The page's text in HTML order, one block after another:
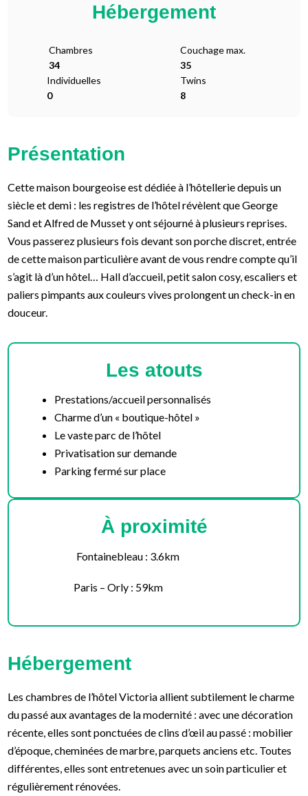
Hébergement
Chambres
34
Couchage max.
35
Individuelles
0
Twins
8
Présentation
Cette maison bourgeoise est dédiée à l’hôtellerie depuis un
siècle et demi : les registres de l’hôtel révèlent que George
Sand et Alfred de Musset y ont séjourné à plusieurs reprises.
Vous passerez plusieurs fois devant son porche discret, entrée
de cette maison particulière avant de vous rendre compte qu’il
s’agit là d’un hôtel… Hall d’accueil, petit salon cosy, escaliers et
paliers pimpants aux couleurs vives prolongent un check-in en
douceur.
Les atouts
Prestations/accueil personnalisés
Charme d’un « boutique-hôtel »
Le vaste parc de l’hôtel
Privatisation sur demande
Parking fermé sur place
À proximité
Fontainebleau : 3.6km
Paris – Orly : 59km
Hébergement
Les chambres de l’hôtel Victoria allient subtilement le charme
du passé aux avantages de la modernité : avec une décoration
récente, elles sont ponctuées de clins d’œil au passé : mobilier
d’époque, cheminées de marbre, parquets anciens etc. Toutes
différentes, elles sont entretenues avec un soin particulier et
régulièrement rénovées.